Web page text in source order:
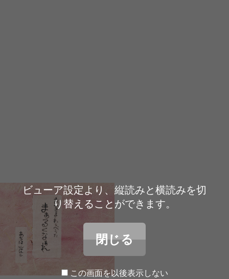
ビューア設定より、縦読みと横読みを切
り替えることができます。
閉じる
この画面を以後表示しない